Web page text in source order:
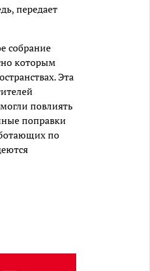
передает
собрание
которым
Эта
повлиять
поправки
по